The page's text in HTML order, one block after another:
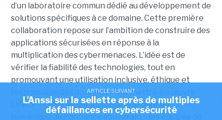
d’un laboratoire commun dédié au développement de
solutions spécifiques à ce domaine. Cette première
collaboration repose sur l’ambition de construire des
applications sécurisées en réponse à la
multiplication des cybermenaces. L’idée est de
vérifier la fiabilité des technologies, tout en
promouvant une utilisation inclusive, éthique et
responsable des données. Pour mettre en œuvre
LINCS – Laboratoire informatique pour un
numérique de confiance souverain – les équipes de
ARTICLE SUIVANT
L'Anssi sur la sellette après de multiples
défaillances en cybersécurité